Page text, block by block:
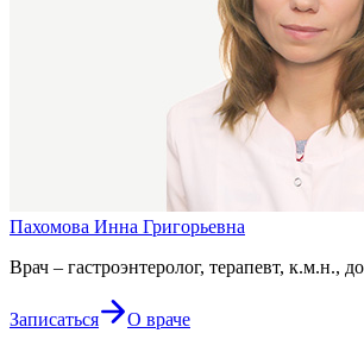
Пахомова Инна Григорьевна
Врач – гастроэнтеролог, терапевт, к.м.н.,
Записаться О враче